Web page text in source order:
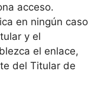
acceso.
en ningún caso
y el
el enlace,
del Titular de